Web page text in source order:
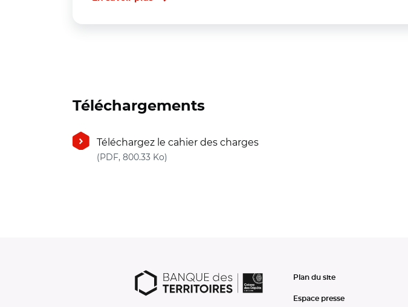
Téléchargements
Téléchargez le cahier des charges
(PDF, 800.33 Ko)
Plan du site
Espace presse